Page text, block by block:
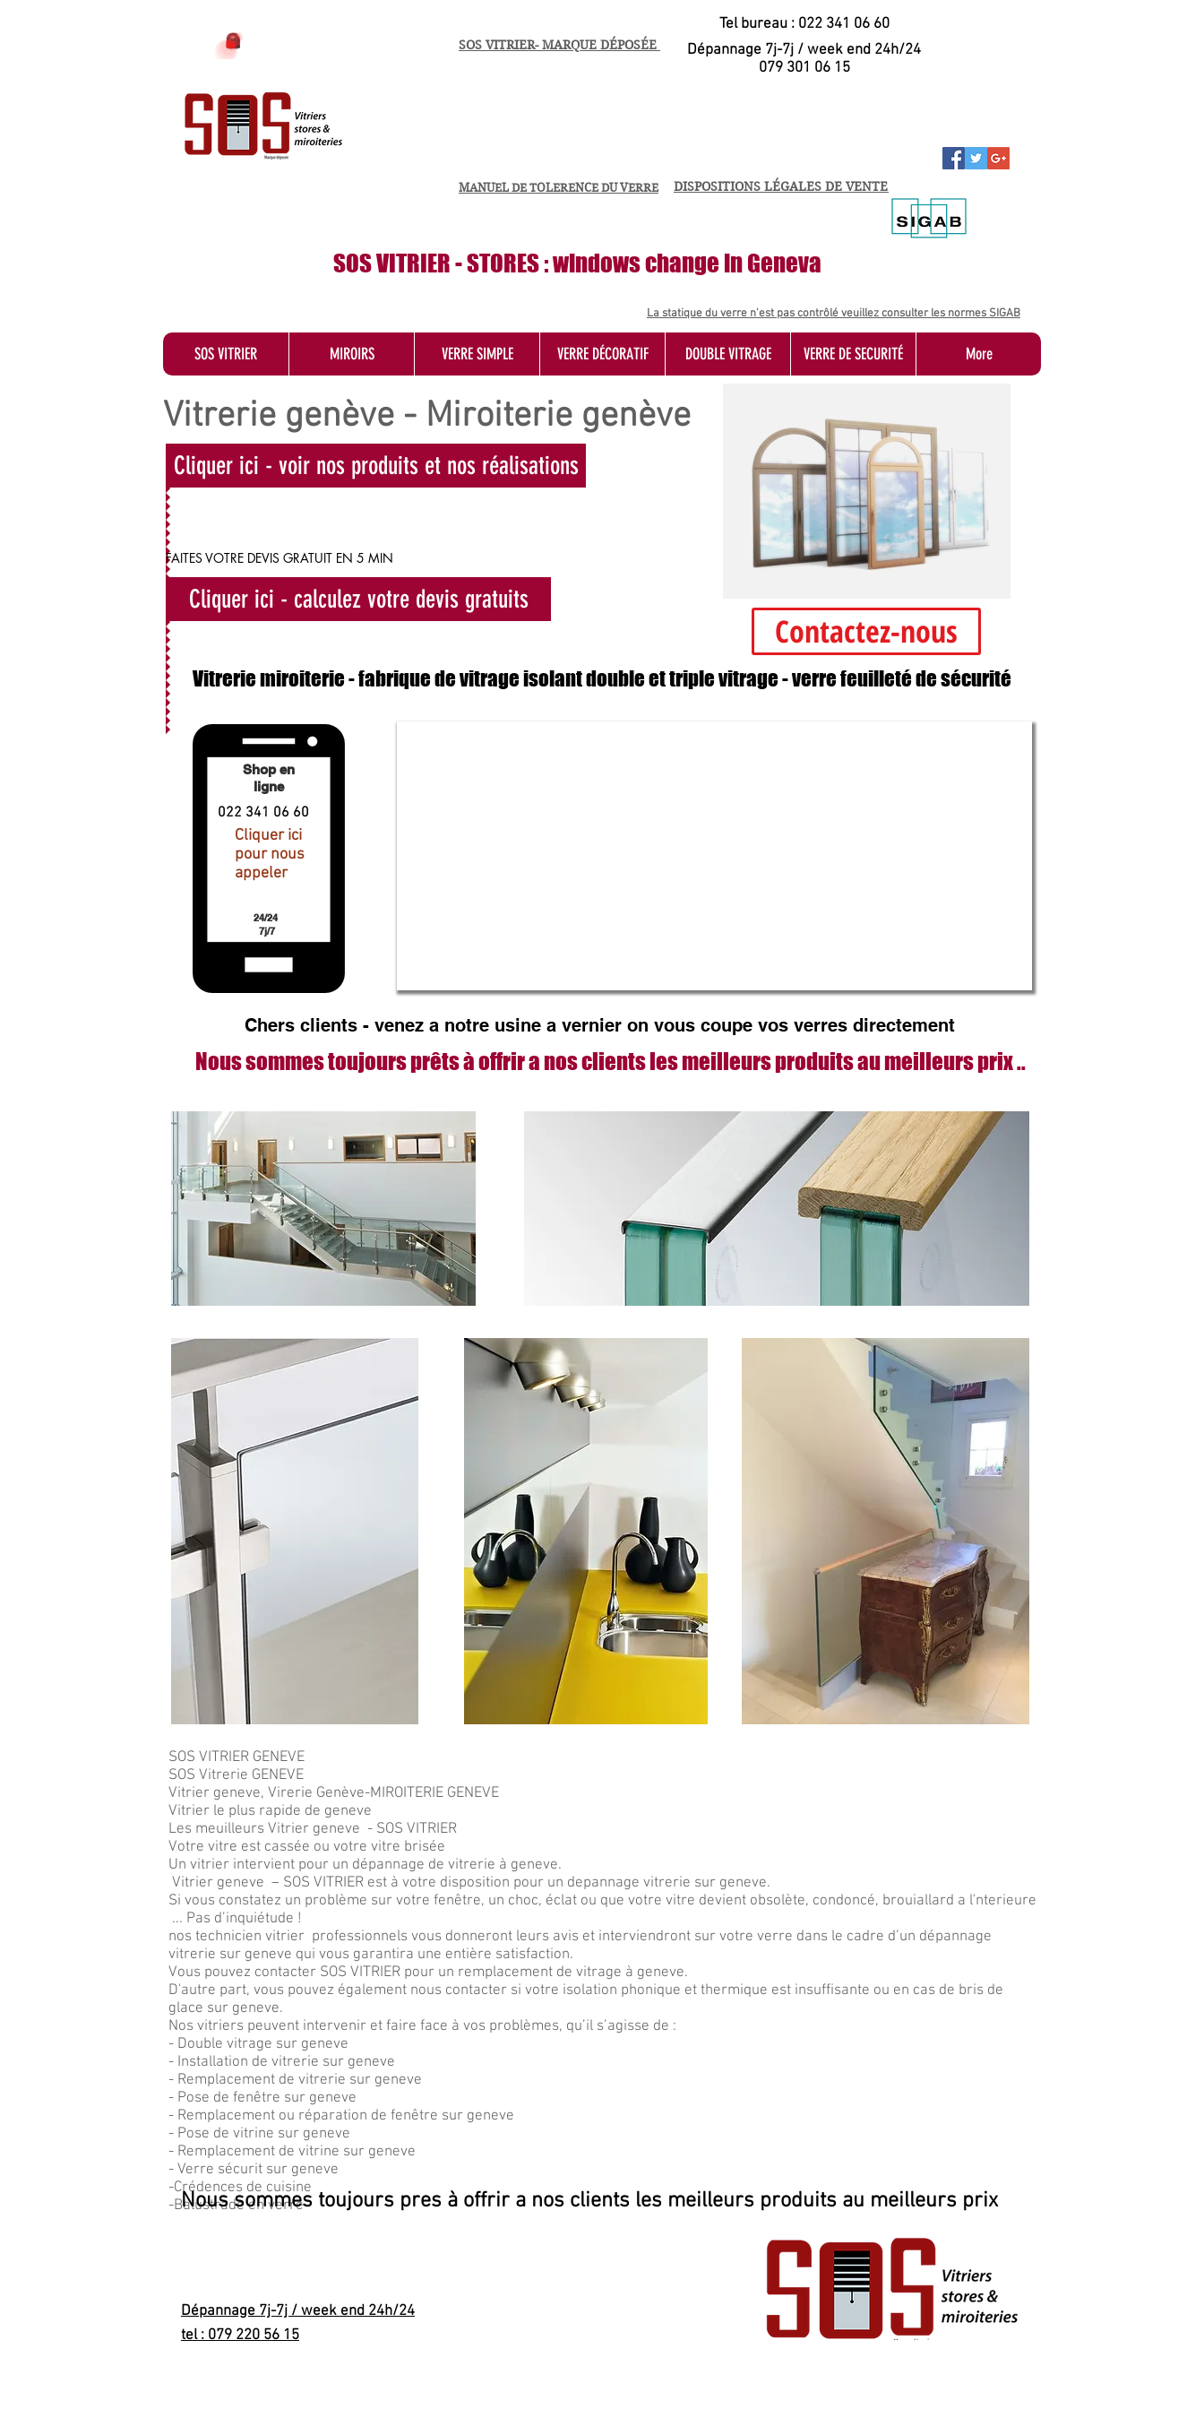
Tel bureau : 022 341 06 60
SOS VITRIER- MARQUE DÉPOSÉE
Dépannage 7j-7j / week end 24h/24
079 301 06 15
SOS VITRIER - STORES : windows change in Geneva
DISPOSITIONS LÉGALES DE VENTE
MANUEL DE TOLERENCE DU VERRE
La statique du verre n'est pas contrôlé veuillez consulter les normes SIGAB
SOS VITRIER MIROIRS VERRE SIMPLE VERRE DÉCORATIF DOUBLE VITRAGE VERRE DE SECURITÉ More
Vitrerie genève - Miroiterie genève
Cliquer ici - voir nos produits et nos réalisations
FAITES VOTRE DEVIS GRATUIT EN 5 MIN
Cliquer ici - calculez votre devis gratuits
Contactez-nous
Vitrerie miroiterie - fabrique de vitrage isolant double et triple vitrage - verre feuilleté de sécurité
Shop en
ligne
022 341 06 60
Cliquer ici
pour nous
appeler
24/24
7j/7
Chers clients - venez a notre usine a vernier on vous coupe vos verres directement
Nous sommes toujours prêts à offrir a nos clients les meilleurs produits au meilleurs prix ..
SOS VITRIER GENEVE
SOS Vitrerie GENEVE
Vitrier geneve, Virerie Genève-MIROITERIE GENEVE
Vitrier le plus rapide de geneve
Les meuilleurs Vitrier geneve - SOS VITRIER
Votre vitre est cassée ou votre vitre brisée
Un vitrier intervient pour un dépannage de vitrerie à geneve.
Vitrier geneve – SOS VITRIER est à votre disposition pour un depannage vitrerie sur geneve.
Si vous constatez un problème sur votre fenêtre, un choc, éclat ou que votre vitre devient obsolète, condoncé, brouiallard a l'nterieure
... Pas d’inquiétude !
nos technicien vitrier professionnels vous donneront leurs avis et interviendront sur votre verre dans le cadre d’un dépannage
vitrerie sur geneve qui vous garantira une entière satisfaction.
Vous pouvez contacter SOS VITRIER pour un remplacement de vitrage à geneve.
D'autre part, vous pouvez également nous contacter si votre isolation phonique et thermique est insuffisante ou en cas de bris de
glace sur geneve.
Nos vitriers peuvent intervenir et faire face à vos problèmes, qu’il s’agisse de :
- Double vitrage sur geneve
- Installation de vitrerie sur geneve
- Remplacement de vitrerie sur geneve
- Pose de fenêtre sur geneve
- Remplacement ou réparation de fenêtre sur geneve
- Pose de vitrine sur geneve
- Remplacement de vitrine sur geneve
- Verre sécurit sur geneve
-Crédences de cuisine
-Balustrade en verre
Dépannage 7j-7j / week end 24h/24
tel : 079 220 56 15
Nous sommes toujours pres à offrir a nos clients les meilleurs produits au meilleurs prix